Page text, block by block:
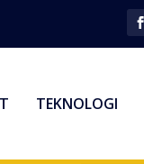
TEKNOLOGI